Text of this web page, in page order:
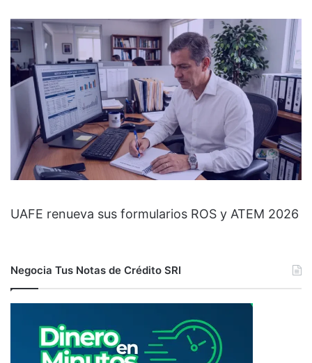
UAFE renueva sus formularios ROS y ATEM 2026
Negocia Tus Notas de Crédito SRI